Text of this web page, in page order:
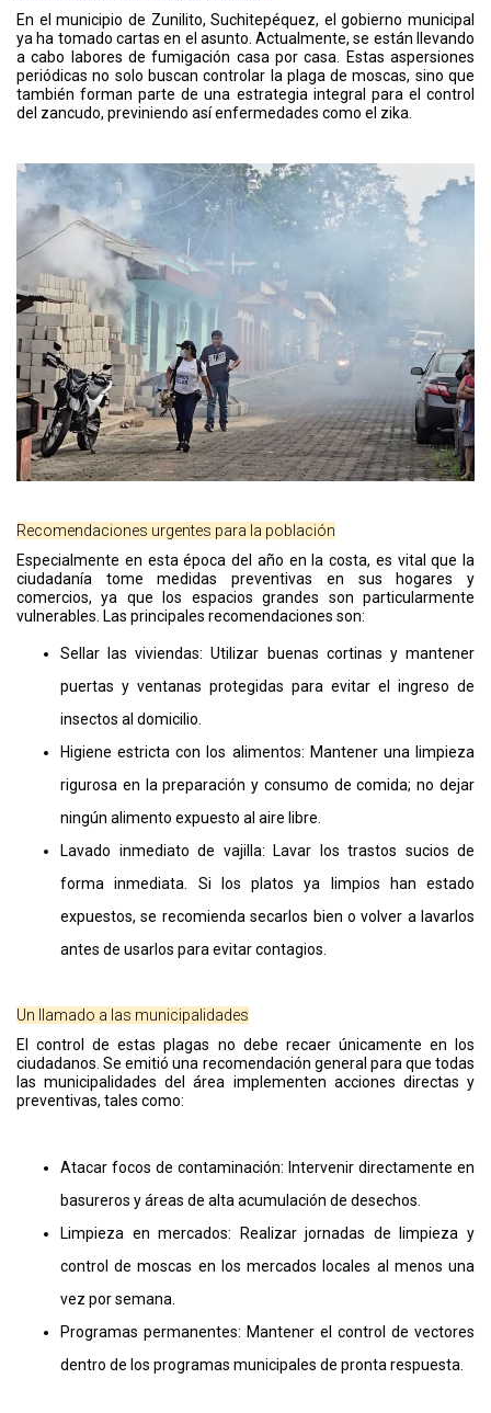
En el municipio de Zunilito, Suchitepéquez, el gobierno municipal
ya ha tomado cartas en el asunto. Actualmente, se están llevando
a cabo labores de fumigación casa por casa. Estas aspersiones
periódicas no solo buscan controlar la plaga de moscas, sino que
también forman parte de una estrategia integral para el control
del zancudo, previniendo así enfermedades como el zika.
Recomendaciones urgentes para la población
Especialmente en esta época del año en la costa, es vital que la
ciudadanía tome medidas preventivas en sus hogares y
comercios, ya que los espacios grandes son particularmente
vulnerables. Las principales recomendaciones son:
Sellar las viviendas: Utilizar buenas cortinas y mantener
puertas y ventanas protegidas para evitar el ingreso de
insectos al domicilio.
Higiene estricta con los alimentos: Mantener una limpieza
rigurosa en la preparación y consumo de comida; no dejar
ningún alimento expuesto al aire libre.
Lavado inmediato de vajilla: Lavar los trastos sucios de
forma inmediata. Si los platos ya limpios han estado
expuestos, se recomienda secarlos bien o volver a lavarlos
antes de usarlos para evitar contagios.
Un llamado a las municipalidades
El control de estas plagas no debe recaer únicamente en los
ciudadanos. Se emitió una recomendación general para que todas
las municipalidades del área implementen acciones directas y
preventivas, tales como:
Atacar focos de contaminación: Intervenir directamente en
basureros y áreas de alta acumulación de desechos.
Limpieza en mercados: Realizar jornadas de limpieza y
control de moscas en los mercados locales al menos una
vez por semana.
Programas permanentes: Mantener el control de vectores
dentro de los programas municipales de pronta respuesta.